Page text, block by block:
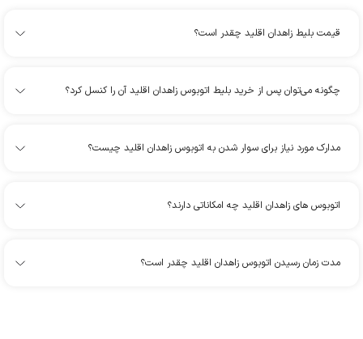
قیمت بلیط زاهدان اقلید چقدر است؟
چگونه می‌توان پس از خرید بلیط اتوبوس زاهدان اقلید آن را کنسل کرد؟
مدارک مورد نیاز برای سوار شدن به اتوبوس زاهدان اقلید چیست؟
اتوبوس های زاهدان اقلید چه امکاناتی دارند؟
مدت زمان رسیدن اتوبوس زاهدان اقلید چقدر است؟